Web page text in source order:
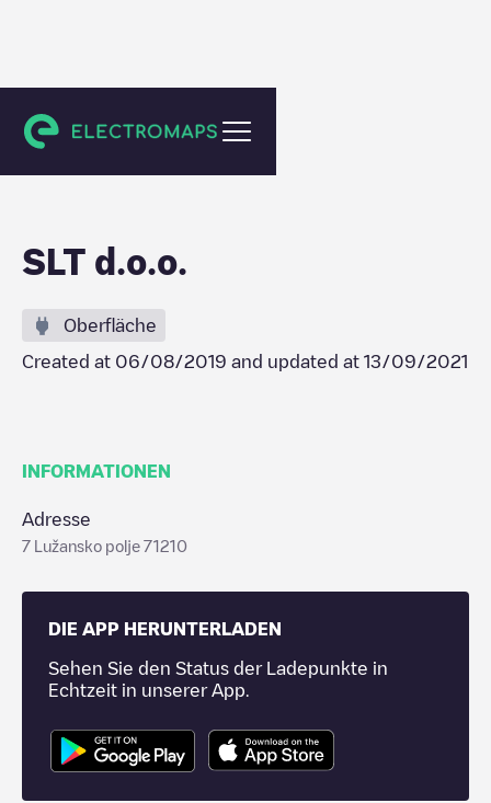
Ilidža
SLT d.o.o.
Oberfläche
Created at 06/08/2019 and updated at 13/09/2021
INFORMATIONEN
Adresse
7 Lužansko polje 71210
DIE APP HERUNTERLADEN
Sehen Sie den Status der Ladepunkte in
Echtzeit in unserer App.